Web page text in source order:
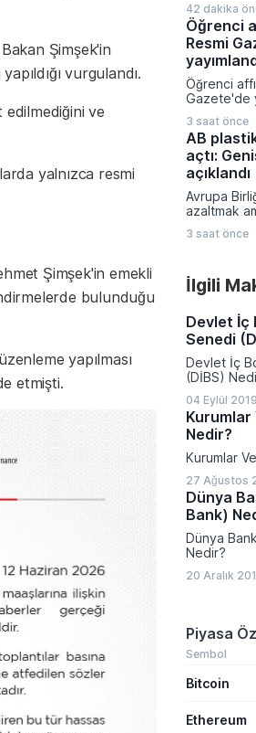
Şimşek'in
vurgulandı.
ve
yalnızca resmi
Şimşek'in emekli
bulunduğu
yapılması
etmişti.
Mahkeme
adıyla
farklılığı
tescilini
etti.
42 dakika
Öğrenci
Resmi
Öğrenci
Gazete'de
geri dönüş
kanun
sahtecilik
mevzuata
açanlara
3 saat önce
AB
açtı:
açıklandı
Avrupa
azaltmak
kapsamlı
177,8
düşürmeyi
kurallar,
havalimanı
pek çok
getiriyor.
3 saat önce
İlgili
Devlet İç
Senedi
Devlet İç
(DİBS)
04 Eylül
Kurumlar
Nedir?
Kurumlar
27 Ağustos
Dünya
Bank)
Dünya
Nedir?
20 Aralık
Piyasa
Sembol
Bitcoin
Ethereum